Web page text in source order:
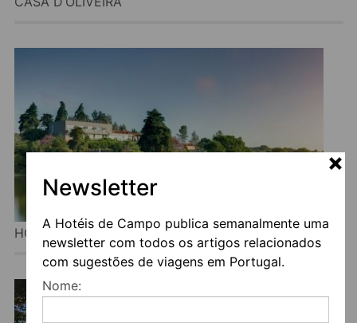
Newsletter
A Hotéis de Campo publica semanalmente uma
newsletter com todos os artigos relacionados
com sugestões de viagens em Portugal.
Nome:
HOTEL VALE DO GAIO